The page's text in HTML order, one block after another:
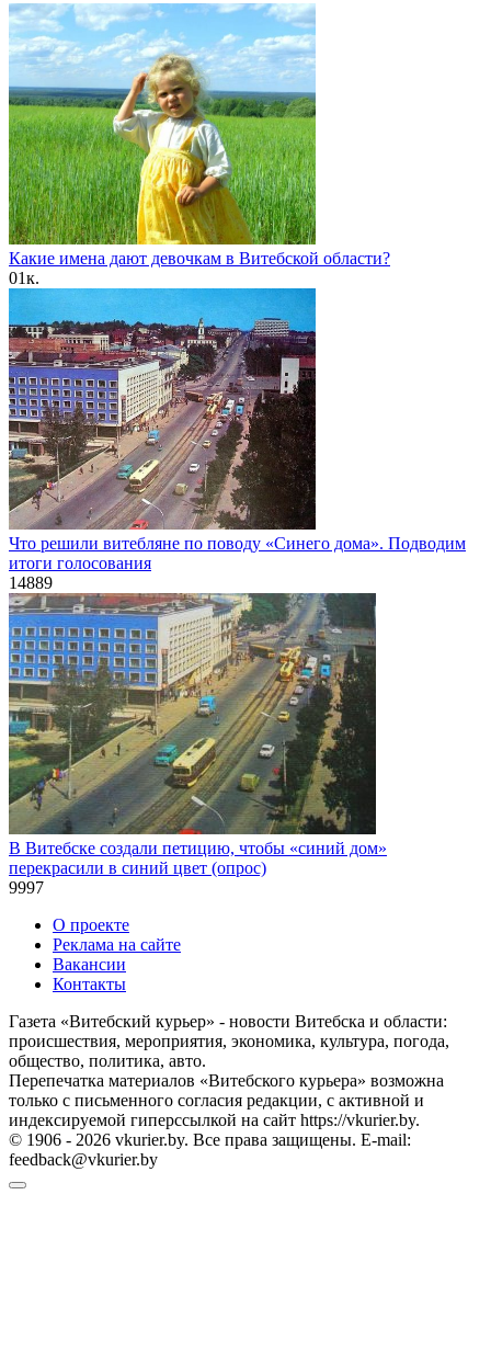
Какие имена дают девочкам в Витебской области?
01к.
Что решили витебляне по поводу «Синего дома». Подводим
итоги голосования
14889
В Витебске создали петицию, чтобы «синий дом»
перекрасили в синий цвет (опрос)
9997
О проекте
Реклама на сайте
Вакансии
Контакты
Газета «Витебский курьер» - новости Витебска и области:
происшествия, мероприятия, экономика, культура, погода,
общество, политика, авто.
Перепечатка материалов «Витебского курьера» возможна
только с письменного согласия редакции, с активной и
индексируемой гиперссылкой на сайт https://vkurier.by.
© 1906 - 2026 vkurier.by. Все права защищены. E-mail:
feedback@vkurier.by